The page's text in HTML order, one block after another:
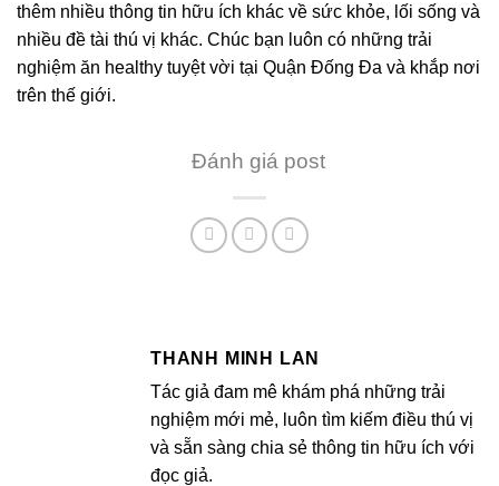
thêm nhiều thông tin hữu ích khác về sức khỏe, lối sống và
nhiều đề tài thú vị khác. Chúc bạn luôn có những trải
nghiệm ăn healthy tuyệt vời tại Quận Đống Đa và khắp nơi
trên thế giới.
Đánh giá post
THANH MINH LAN
Tác giả đam mê khám phá những trải
nghiệm mới mẻ, luôn tìm kiếm điều thú vị
và sẵn sàng chia sẻ thông tin hữu ích với
đọc giả.